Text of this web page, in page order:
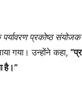
प्रकोष्ठ
गया। उन्होंने कहा,
है।”